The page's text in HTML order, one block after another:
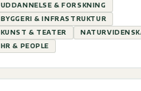
UDDANNELSE & FORSKNING
BYGGERI & INFRASTRUKTUR
KUNST & TEATER
HR & PEOPLE